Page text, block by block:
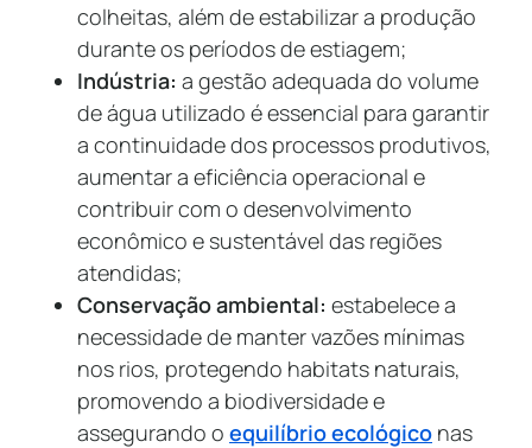
colheitas, além de estabilizar a produção
durante os períodos de estiagem;
Indústria: a gestão adequada do volume
de água utilizado é essencial para garantir
a continuidade dos processos produtivos,
aumentar a eficiência operacional e
contribuir com o desenvolvimento
econômico e sustentável das regiões
atendidas;
Conservação ambiental: estabelece a
necessidade de manter vazões mínimas
nos rios, protegendo habitats naturais,
promovendo a biodiversidade e
assegurando o equilíbrio ecológico nas